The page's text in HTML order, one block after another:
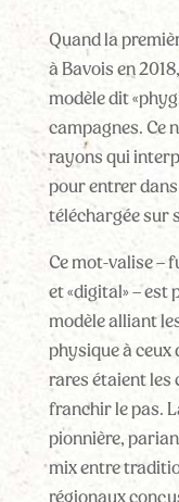
Quand la
à Bavois en
modèle dit
campagnes. Ce
rayons qui
pour entrer
téléchargée sur
Ce mot-valise –
et «digital» – est
modèle alliant
physique à ceux
rares étaient les
franchir le pas.
pionnière,
mix entre
régionaux